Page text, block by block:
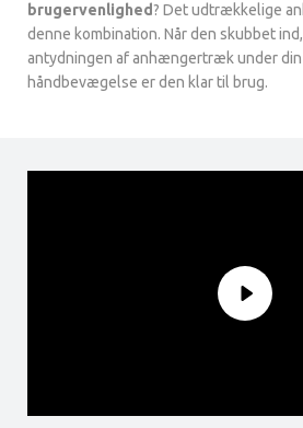
brugervenlighed ? Det udtrækkelige
denne kombination. Når den skubbet
antydningen af anhængertræk under din
håndbevægelse er den klar til brug.